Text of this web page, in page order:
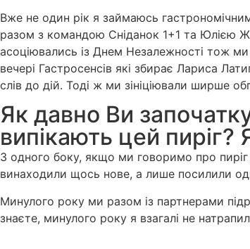
Вже не один рік я займаюсь
разом з командою Сніданок 1+1 та Юлією
асоціювались із Днем Незалежності тож
вечері Гастросенсів які збирає Лариса
слів до дій. Тоді ж ми зініціювали ширше
Як давно Ви
випікають цей пиріг?
З одного боку, якщо ми говоримо про
винаходили щось нове, а лише посилили
Минулого року ми разом із партнерами
знаєте, минулого року я взагалі не